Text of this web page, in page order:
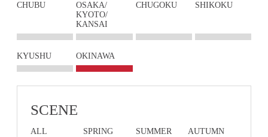
CHUBU
OSAKA/
KYOTO/
KANSAI
CHUGOKU SHIKOKU
KYUSHU OKINAWA
SCENE
ALL SPRING SUMMER AUTUMN